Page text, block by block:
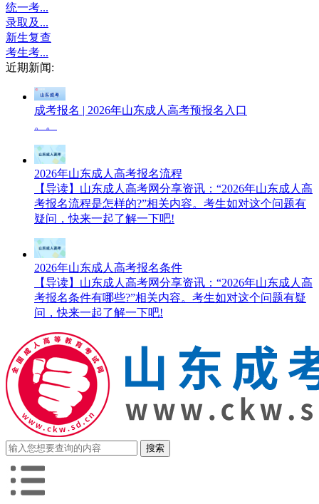
统一考...
录取及...
新生复查
考生考...
近期新闻:
成考报名 | 2026年山东成人高考预报名入口
。。
2026年山东成人高考报名流程
【导读】山东成人高考网分享资讯：“2026年山东成人高
考报名流程是怎样的?”相关内容。考生如对这个问题有
疑问，快来一起了解一下吧!
2026年山东成人高考报名条件
【导读】山东成人高考网分享资讯：“2026年山东成人高
考报名条件有哪些?”相关内容。考生如对这个问题有疑
问，快来一起了解一下吧!